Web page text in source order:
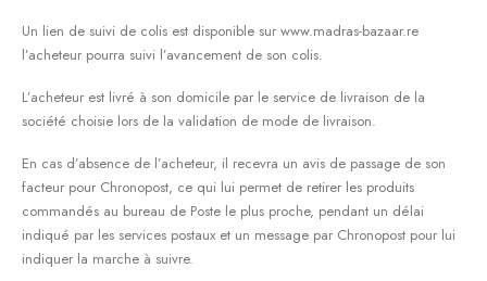
Un lien de suivi de colis est disponible sur www.madras-bazaar.re
l’acheteur pourra suivi l’avancement de son colis.
L’acheteur est livré à son domicile par le service de livraison de la
société choisie lors de la validation de mode de livraison.
En cas d’absence de l’acheteur, il recevra un avis de passage de son
facteur pour Chronopost, ce qui lui permet de retirer les produits
commandés au bureau de Poste le plus proche, pendant un délai
indiqué par les services postaux et un message par Chronopost pour lui
indiquer la marche à suivre.